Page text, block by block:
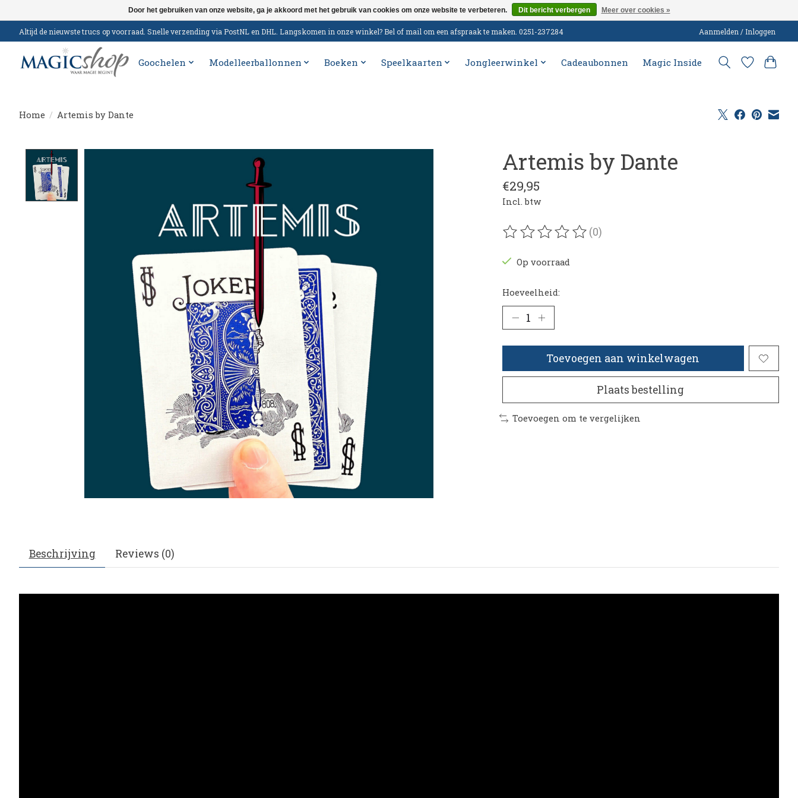
Altijd de nieuwste trucs op voorraad. Snelle verzending via PostNL en DHL. Langskomen in onze winkel? Bel of mail om een afspraak te maken. 0251-237284 Aanmelden / Inloggen
Goochelen Modelleerballonnen Boeken Speelkaarten Jongleerwinkel Cadeaubonnen Magic Inside
Home / Artemis by Dante
Artemis by Dante
€29,95
Incl. btw
De beoordeling van dit product is
(0)
Op voorraad
Hoeveelheid:
Toevoegen aan winkelwagen
Plaats bestelling
Toevoegen om te vergelijken
Beschrijving Reviews (0)
Door het gebruiken van onze website, ga je akkoord met het gebruik van cookies om onze website te verbeteren. Dit bericht verbergen Meer over cookies »